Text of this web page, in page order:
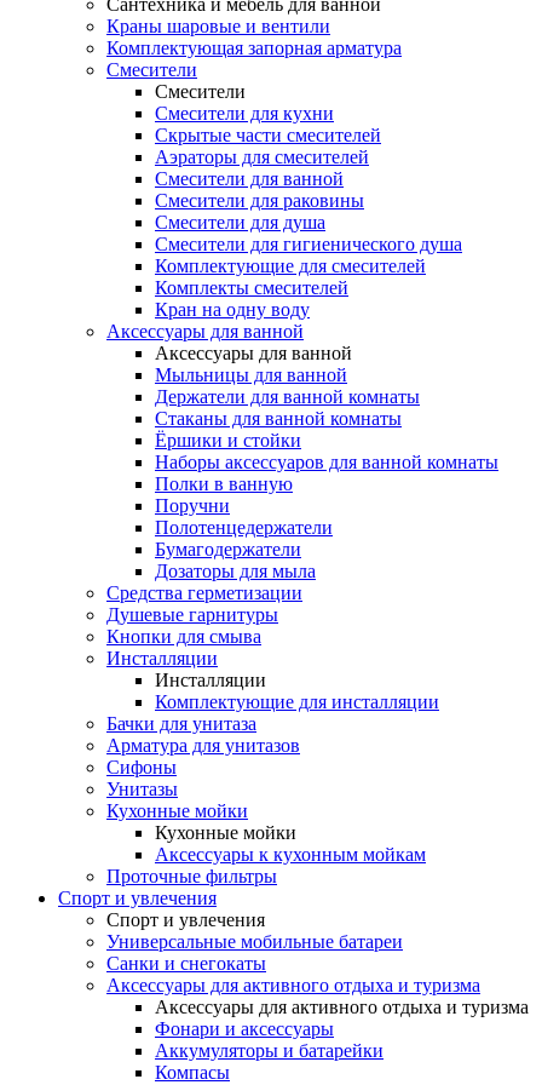
Сантехника и мебель для ванной
Краны шаровые и вентили
Комплектующая запорная арматура
Смесители
Смесители
Смесители для кухни
Скрытые части смесителей
Аэраторы для смесителей
Смесители для ванной
Смесители для раковины
Смесители для душа
Смесители для гигиенического душа
Комплектующие для смесителей
Комплекты смесителей
Кран на одну воду
Аксессуары для ванной
Аксессуары для ванной
Мыльницы для ванной
Держатели для ванной комнаты
Стаканы для ванной комнаты
Ёршики и стойки
Наборы аксессуаров для ванной комнаты
Полки в ванную
Поручни
Полотенцедержатели
Бумагодержатели
Дозаторы для мыла
Средства герметизации
Душевые гарнитуры
Кнопки для смыва
Инсталляции
Инсталляции
Комплектующие для инсталляции
Бачки для унитаза
Арматура для унитазов
Сифоны
Унитазы
Кухонные мойки
Кухонные мойки
Аксессуары к кухонным мойкам
Проточные фильтры
Спорт и увлечения
Спорт и увлечения
Универсальные мобильные батареи
Санки и снегокаты
Аксессуары для активного отдыха и туризма
Аксессуары для активного отдыха и туризма
Фонари и аксессуары
Аккумуляторы и батарейки
Компасы